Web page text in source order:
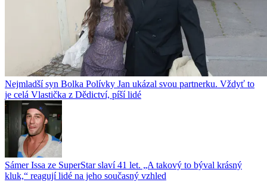
Nejmladší syn Bolka Polívky Jan ukázal svou partnerku. Vždyť to
je celá Vlastička z Dědictví, píší lidé
Sámer Issa ze SuperStar slaví 41 let. „A takový to býval krásný
kluk,“ reagují lidé na jeho současný vzhled